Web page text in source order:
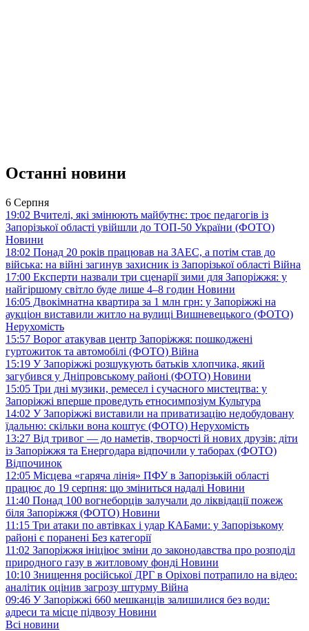
Останні новини
6 Серпня
19:02 Вчителі, які змінюють майбутнє: троє педагогів із
Запорізької області увійшли до ТОП-50 України (ФОТО)
Новини
18:02 Понад 20 років працював на ЗАЕС, а потім став до
війська: на війні загинув захисник із Запорізької області Війна
17:00 Експерти назвали три сценарії зими для Запоріжжя: у
найгіршому світло буде лише 4–8 годин Новини
16:05 Двокімнатна квартира за 1 млн грн: у Запоріжжі на
аукціон виставили житло на вулиці Вишневецького (ФОТО)
Нерухомість
15:57 Ворог атакував центр Запоріжжя: пошкоджені
гуртожиток та автомобілі (ФОТО) Війна
15:19 У Запоріжжі розшукують батьків хлопчика, який
загубився у Дніпровському районі (ФОТО) Новини
15:05 Три дні музики, ремесел і сучасного мистецтва: у
Запоріжжі вперше проведуть етносимпозіум Культура
14:02 У Запоріжжі виставили на приватизацію недобудовану
їдальню: скільки вона коштує (ФОТО) Нерухомість
13:27 Від тривог — до наметів, творчості й нових друзів: діти
із Запоріжжя та Енергодара відпочили у таборах (ФОТО)
Відпочинок
12:05 Місцева «гаряча лінія» ПФУ в Запорізькій області
працює до 19 серпня: що зміниться надалі Новини
11:40 Понад 100 вогнеборців залучали до ліквідації пожеж
біля Запоріжжя (ФОТО) Новини
11:15 Три атаки по автівках і удар КАБами: у Запорізькому
районі є поранені Без категорії
11:02 Запоріжжя ініціює зміни до законодавства про розподіл
природного газу в житловому фонді Новини
10:10 Знищення російської ДРГ в Оріхові потрапило на відео:
аналітик оцінив загрозу штурму Війна
09:46 У Запоріжжі 660 мешканців залишилися без води:
адреси та місце підвозу Новини
Всі новини